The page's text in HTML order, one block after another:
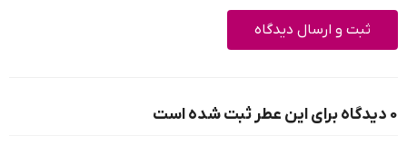
0 دیدگاه برای این عطر ثبت شده است